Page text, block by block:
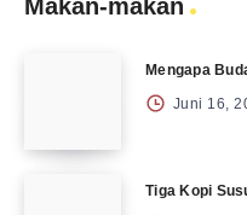
Makan-makan
Mengapa
Juni 16,
Tiga Kopi